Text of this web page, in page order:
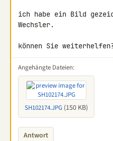
ich habe ein Bild
Wechsler.
können Sie
Angehängte Dateien:
SH102174.JPG (150 KB)
Antwort